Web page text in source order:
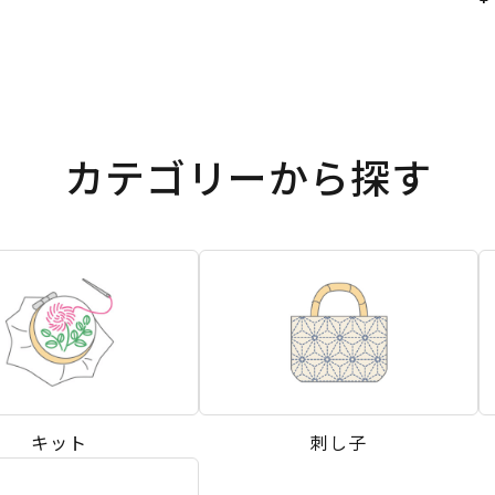
カテゴリーから探す
キット 刺し子